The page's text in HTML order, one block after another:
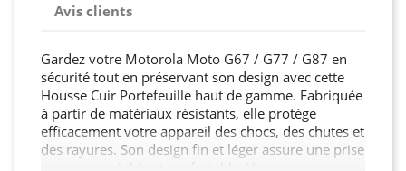
Avis clients
Gardez votre Motorola Moto G67 / G77 / G87 en
sécurité tout en préservant son design avec cette
Housse Cuir Portefeuille haut de gamme. Fabriquée
à partir de matériaux résistants, elle protège
efficacement votre appareil des chocs, des chutes et
des rayures. Son design fin et léger assure une prise
en main agréable et confortable. Vous aurez un